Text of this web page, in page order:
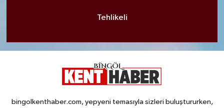
Tehlikeli
bingolkenthaber.com, yepyeni temasıyla sizleri buluştururken,